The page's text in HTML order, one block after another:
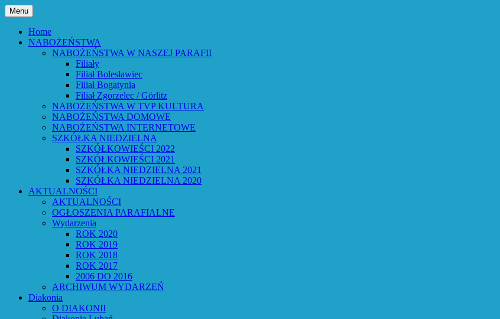
Przejdź
do
treściParafia Ewangelicko-Augsburska w Lubaniu
Menu
Home
NABOŻEŃSTWA
NABOŻEŃSTWA W NASZEJ PARAFII
Filiały
Filiał Bolesławiec
Filiał Bogatynia
Filiał Zgorzelec / Görlitz
NABOŻEŃSTWA W TVP KULTURA
NABOŻEŃSTWA DOMOWE
NABOŻEŃSTWA INTERNETOWE
SZKÓŁKA NIEDZIELNA
SZKÓŁKOWIEŚCI 2022
SZKÓŁKOWIEŚCI 2021
SZKÓŁKA NIEDZIELNA 2021
SZKÓŁKA NIEDZIELNA 2020
AKTUALNOŚCI
AKTUALNOŚCI
OGŁOSZENIA PARAFIALNE
Wydarzenia
ROK 2020
ROK 2019
ROK 2018
ROK 2017
2006 DO 2016
ARCHIWUM WYDARZEŃ
Diakonia
O DIAKONII